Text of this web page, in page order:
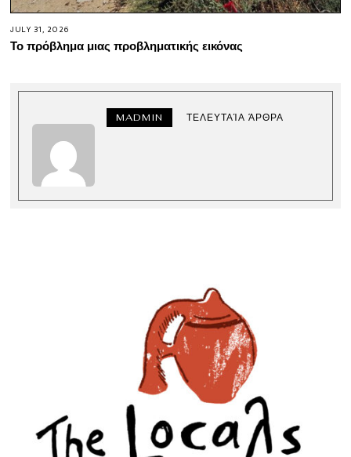
JULY 31, 2026
Το πρόβλημα μιας προβληματικής εικόνας
MADMIN ΤΕΛΕΥΤΑΊΑ ΆΡΘΡΑ